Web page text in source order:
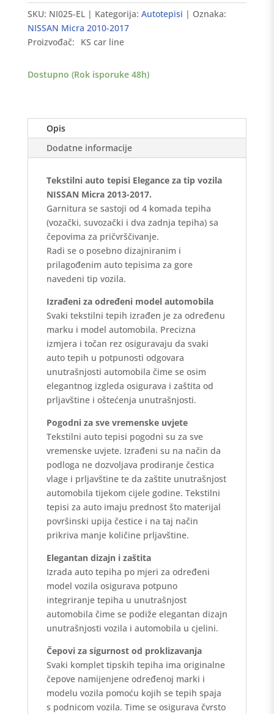
NISSAN
Micra
2013-
2017
Elegance
SKU: NI025-EL Kategorija: Autotepisi
Oznaka:
NISSAN Micra 2010-2017
Proizvođač:
KS car line
Dostupno (Rok isporuke 48h)
Opis
Dodatne informacije
Tekstilni auto tepisi Elegance za tip vozila
NISSAN Micra 2013-2017.
Garnitura se sastoji od 4 komada tepiha
(vozački, suvozački i dva zadnja tepiha) sa
čepovima za pričvrščivanje.
Radi se o posebno dizajniranim i
prilagođenim auto tepisima za gore
navedeni tip vozila.
Izrađeni za određeni model automobila
Svaki tekstilni tepih izrađen je za određenu
marku i model automobila. Precizna
izmjera i točan rez osiguravaju da svaki
auto tepih u potpunosti odgovara
unutrašnjosti automobila čime se osim
elegantnog izgleda osigurava i zaštita od
prljavštine i oštećenja unutrašnjosti.
Pogodni za sve vremenske uvjete
Tekstilni auto tepisi pogodni su za sve
vremenske uvjete. Izrađeni su na način da
podloga ne dozvoljava prodiranje čestica
vlage i prljavštine te da zaštite unutrašnjost
automobila tijekom cijele godine. Tekstilni
tepisi za auto imaju prednost što materijal
površinski upija čestice i na taj način
prikriva manje količine prljavštine.
Elegantan dizajn i zaštita
Izrada auto tepiha po mjeri za određeni
model vozila osigurava potpuno
integriranje tepiha u unutrašnjost
automobila čime se podiže elegantan dizajn
unutrašnjosti vozila i automobila u cjelini.
Čepovi za sigurnost od proklizavanja
Svaki komplet tipskih tepiha ima originalne
čepove namijenjene određenoj marki i
modelu vozila pomoću kojih se tepih spaja
s podnicom vozila. Time se osigurava čvrsto